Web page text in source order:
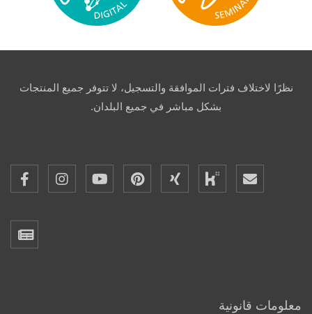
نظرًا لاختلاف فترات الموافقة والتسجيل، لا تتوفر جميع المنتجات
بشكل مباشر في جميع البلدان.
معلومات قانونية